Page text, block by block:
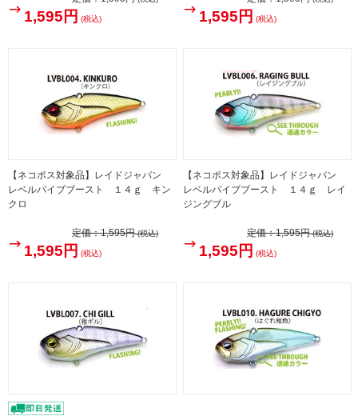
1,595円 (税込) 1,595円 (税込)
【ネコポス対象品】レイドジャパン
レベルバイブブースト １４ｇ キン
クロ
定価：1,595円(税込)
1,595円 (税込)
【ネコポス対象品】レイドジャパン
レベルバイブブースト １４ｇ レイ
ジングブル
定価：1,595円(税込)
1,595円 (税込)